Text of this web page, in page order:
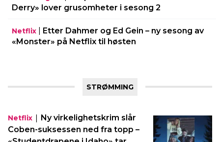
Derry» lover grusomheter i sesong 2
Netflix
Etter Dahmer og Ed Gein – ny sesong av
«Monster» på Netflix til høsten
STRØMMING
Netflix | Ny virkelighetskrim slår
Coben-suksessen ned fra topp –